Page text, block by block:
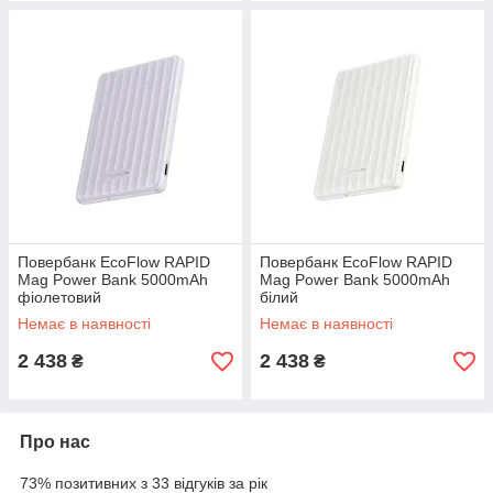
Повербанк EcoFlow RAPID
Mag Power Bank 5000mAh
фіолетовий
Немає в наявності
2 438 ₴
Повербанк EcoFlow RAPID
Mag Power Bank 5000mAh
білий
Немає в наявності
2 438 ₴
Про нас
73% позитивних з 33 відгуків за рік